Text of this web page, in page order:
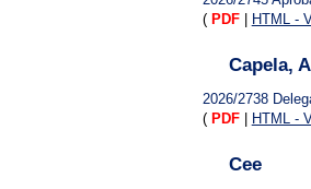
( PDF HTML -
Capela, A
2026/2738
( PDF HTML -
Cee